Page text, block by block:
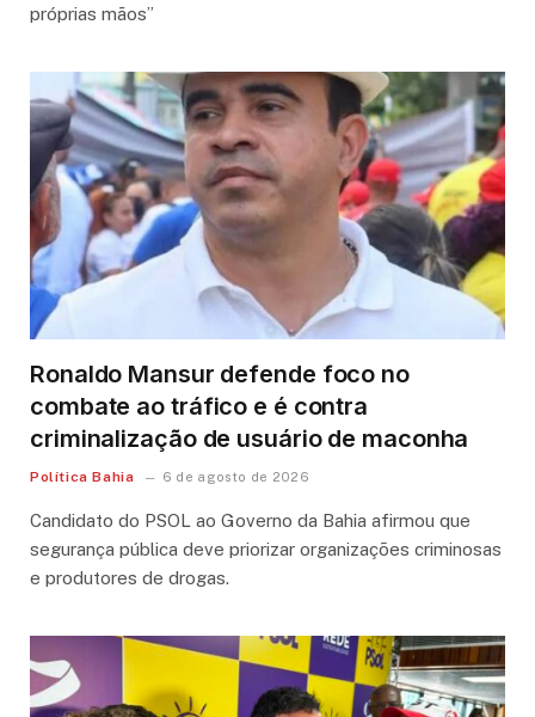
próprias mãos”
Ronaldo Mansur defende foco no
combate ao tráfico e é contra
criminalização de usuário de maconha
Política Bahia 6 de agosto de 2026
Candidato do PSOL ao Governo da Bahia afirmou que
segurança pública deve priorizar organizações criminosas
e produtores de drogas.